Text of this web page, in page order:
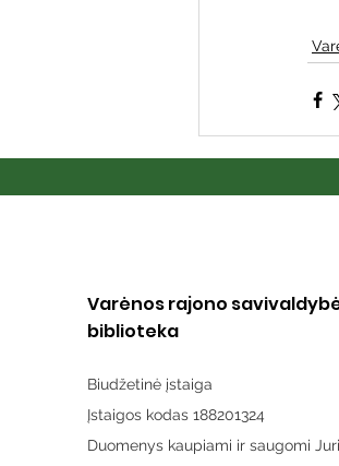
Varėnos rajono
biblioteka
Biudžetinė įstaiga
Įstaigos kodas 188201324
Duomenys kaupiami ir saugomi